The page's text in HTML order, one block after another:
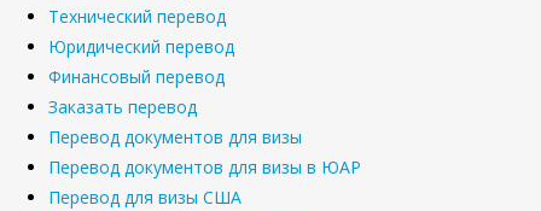
Технический перевод
Юридический перевод
Финансовый перевод
Заказать перевод
Перевод документов для визы
Перевод документов для визы в ЮАР
Перевод для визы США